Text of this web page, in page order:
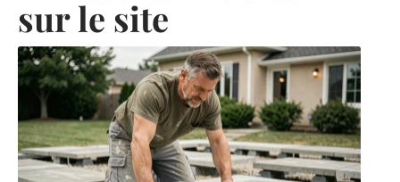
sur le site